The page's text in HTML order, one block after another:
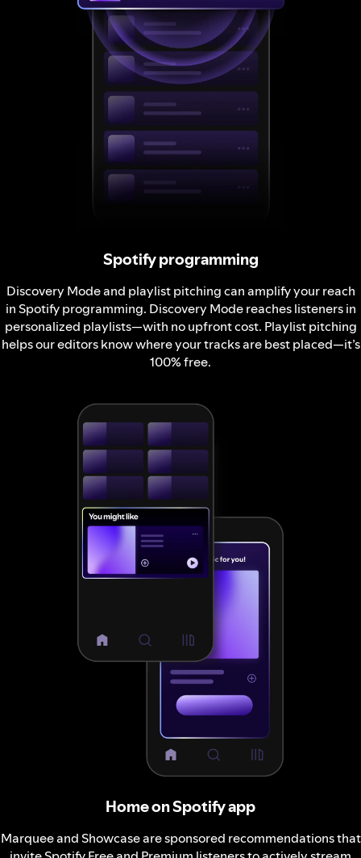
Spotify programming
Discovery Mode and playlist pitching can amplify your reach
in Spotify programming. Discovery Mode reaches listeners in
personalized playlists—with no upfront cost. Playlist pitching
helps our editors know where your tracks are best placed—it’s
100% free.
Home on Spotify app
Marquee and Showcase are sponsored recommendations that